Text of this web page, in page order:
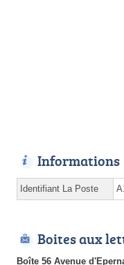
Informations
Identifiant La Poste
Boites aux
Boîte 56 Avenue